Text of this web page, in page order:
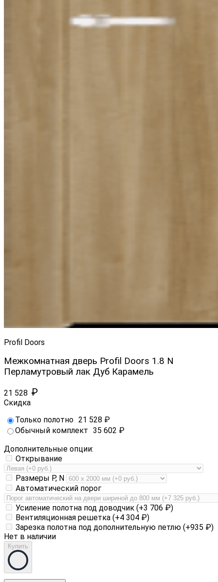
Profil Doors
Межкомнатная дверь Profil Doors 1.8 N
Перламутровый лак Дуб Карамель
21 528 ₽
Скидка
Только полотно 21 528 ₽
Обычный комплект 35 602 ₽
Дополнительные опции:
Открывание
Размеры P, N
Автоматический порог
Усиление полотна под доводчик (+3 706 ₽)
Вентиляционная решетка (+4 304 ₽)
Зарезка полотна под дополнительную петлю (+935 ₽)
Нет в наличии
Купить